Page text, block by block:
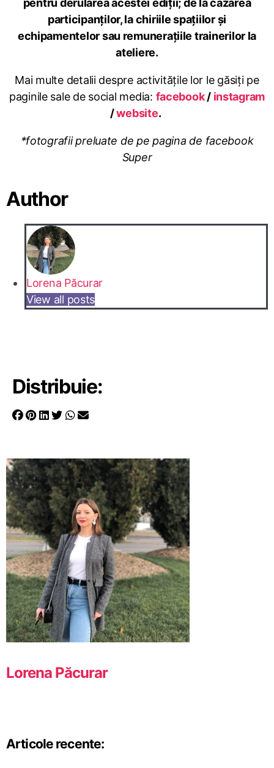
pentru derularea acestei ediții; de la cazarea
participanților, la chiriile spațiilor și
echipamentelor sau remunerațiile trainerilor la
ateliere.
Mai multe detalii despre activitățile lor le găsiți pe
paginile sale de social media: facebook/ instagram
/website.
*fotografii preluate de pe pagina de facebook
Super
Author
Lorena Păcurar
View all posts
Distribuie:
Lorena Păcurar
Articole recente: